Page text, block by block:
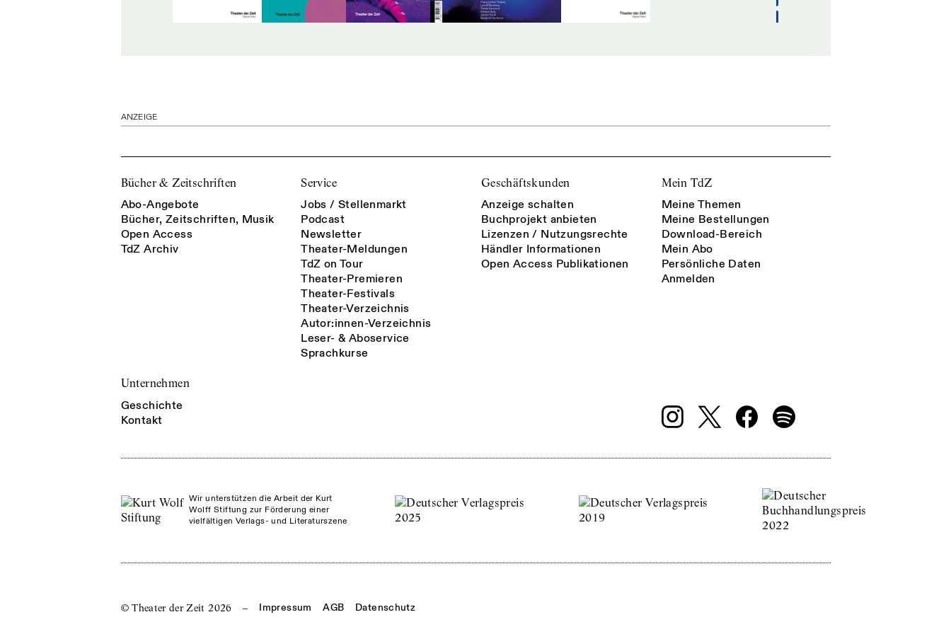
ANZEIGE
Bücher & Zeitschriften
Abo-Angebote
Bücher, Zeitschriften, Musik
Open Access
TdZ Archiv
Service
Jobs / Stellenmarkt
Podcast
Newsletter
Theater-Meldungen
TdZ on Tour
Theater-Premieren
Theater-Festivals
Theater-Verzeichnis
Autor:innen-Verzeichnis
Leser- & Aboservice
Sprachkurse
Geschäftskunden
Anzeige schalten
Buchprojekt anbieten
Lizenzen / Nutzungsrechte
Händler Informationen
Open Access Publikationen
Mein TdZ
Meine Themen
Meine Bestellungen
Download-Bereich
Mein Abo
Persönliche Daten
Anmelden
Unternehmen
Geschichte
Kontakt
Wir unterstützen die Arbeit der Kurt
Wolff Stiftung zur Förderung einer
vielfältigen Verlags- und Literaturszene
© Theater der Zeit2026 – Impressum AGB Datenschutz